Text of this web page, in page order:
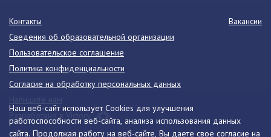
Наш веб-сайт использует Cookies для улучшения
работоспособности веб-сайта, анализа использования данных
сайта. Продолжая работу на веб-сайте, Вы даете свое согласие на
Контакты
Вакансии
Сведения об образовательной организации
Пользовательское соглашение
Политика конфиденциальности
Согласие на обработку персональных данных
Разработано в Victory